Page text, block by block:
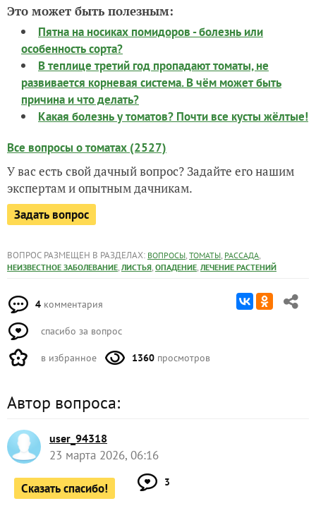
Это может быть полезным:
Пятна на носиках помидоров - болезнь или
особенность сорта?
В теплице третий год пропадают томаты, не
развивается корневая система. В чём может быть
причина и что делать?
Какая болезнь у томатов? Почти все кусты жёлтые!
Все вопросы о томатах (2527)
У вас есть свой дачный вопрос? Задайте его нашим
экспертам и опытным дачникам.
Задать вопрос
ВОПРОС РАЗМЕЩЕН В РАЗДЕЛАХ: ВОПРОСЫ, ТОМАТЫ, РАССАДА,
НЕИЗВЕСТНОЕ ЗАБОЛЕВАНИЕ, ЛИСТЬЯ, ОПАДЕНИЕ, ЛЕЧЕНИЕ РАСТЕНИЙ
4 комментария
спасибо за вопрос
в избранное 1360 просмотров
Автор вопроса:
user_94318
23 марта 2026, 06:16
Сказать спасибо! 3